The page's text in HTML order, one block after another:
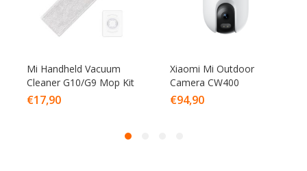
Mi Handheld Vacuum
Cleaner G10/G9 Mop Kit
€17,90
Xiaomi Mi Outdoor
Camera CW400
€94,90